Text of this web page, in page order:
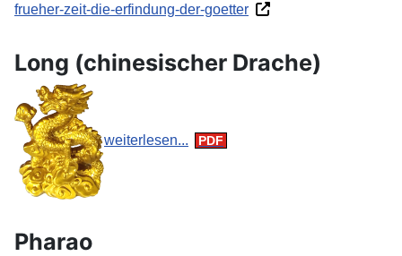
frueher-zeit-die-erfindung-der-goetter
Long (chinesischer Drache)
weiterlesen...
Pharao